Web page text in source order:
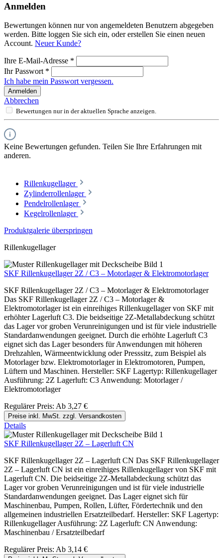
Anmelden
Bewertungen können nur von angemeldeten Benutzern abgegeben
werden. Bitte loggen Sie sich ein, oder erstellen Sie einen neuen
Account. Neuer Kunde?
Ihre E-Mail-Adresse *
Ihr Passwort *
Ich habe mein Passwort vergessen.
Anmelden
Abbrechen
Bewertungen nur in der aktuellen Sprache anzeigen.
Keine Bewertungen gefunden. Teilen Sie Ihre Erfahrungen mit
anderen.
Rillenkugellager
Zylinderrollenlager
Pendelrollenlager
Kegelrollenlager
Produktgalerie überspringen
Rillenkugellager
SKF Rillenkugellager 2Z / C3 – Motorlager & Elektromotorlager
SKF Rillenkugellager 2Z / C3 – Motorlager & Elektromotorlager
Das SKF Rillenkugellager 2Z / C3 – Motorlager &
Elektromotorlager ist ein einreihiges Rillenkugellager von SKF mit
erhöhter Lagerluft C3. Die beidseitige 2Z-Metallabdeckung schützt
das Lager vor groben Verunreinigungen und ist für viele industrielle
Standardanwendungen geeignet. Durch die erhöhte Lagerluft C3
eignet sich das Lager besonders für Anwendungen mit höheren
Drehzahlen, Wärmeentwicklung oder Presssitz, zum Beispiel als
Motorlager bzw. Elektromotorlager in Elektromotoren, Pumpen,
Lüftern und Maschinen. Hersteller: SKF Lagertyp: Rillenkugellager
Ausführung: 2Z Lagerluft: C3 Anwendung: Motorlager /
Elektromotorlager
Regulärer Preis: Ab 3,27 €
Preise inkl. MwSt. zzgl. Versandkosten
Details
SKF Rillenkugellager 2Z – Lagerluft CN
SKF Rillenkugellager 2Z – Lagerluft CN Das SKF Rillenkugellager
2Z – Lagerluft CN ist ein einreihiges Rillenkugellager von SKF mit
Lagerluft CN. Die beidseitige 2Z-Metallabdeckung schützt das
Lager vor groben Verunreinigungen und ist für viele industrielle
Standardanwendungen geeignet. Das Lager eignet sich für
Maschinenbau, Pumpen, Rollen, Lüfter, Fördertechnik und den
allgemeinen industriellen Ersatzteilbedarf. Hersteller: SKF Lagertyp:
Rillenkugellager Ausführung: 2Z Lagerluft: CN Anwendung:
Maschinenbau / Ersatzteilbedarf
Regulärer Preis: Ab 3,14 €